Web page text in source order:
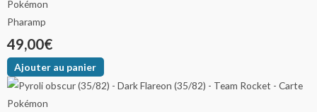
Pharamp
49,00€
Ajouter au panier